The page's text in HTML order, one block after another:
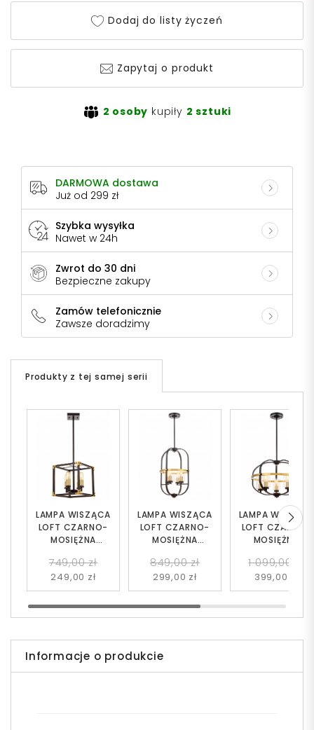
Dodaj do listy życzeń
Zapytaj o produkt
2 osoby kupiły 2 sztuki
DARMOWA dostawa
Już od 299 zł
Szybka wysyłka
Nawet w 24h
Zwrot do 30 dni
Bezpieczne zakupy
Zamów telefonicznie
Zawsze doradzimy
Produkty z tej samej serii
LAMPA WISZĄCA
LOFT CZARNO-
MOSIĘŻNA
749,00 zł
249,00 zł
LAMPA WISZĄCA
LOFT CZARNO-
MOSIĘŻNA
849,00 zł
299,00 zł
LAMPA WISZĄCA
LOFT CZARNO-
MOSIĘŻNA
1 099,00 zł
399,00 zł
Informacje o produkcie